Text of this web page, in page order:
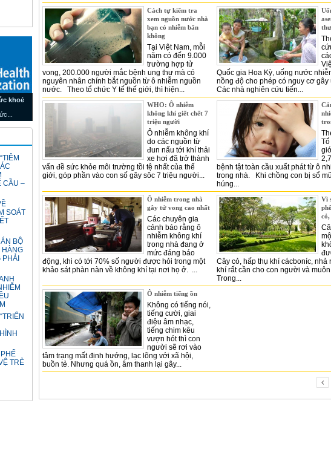
khoẻ
CẦU –
SOÁT
BỘ
HÀNG
TRẺ
Cách tự kiểm tra
xem nguồn nước nhà
bạn có nhiễm bẩn
không
Tại Việt Nam, mỗi
năm có đến 9.000
trường hợp tử
vong, 200.000 người mắc bệnh ung thư mà có
nguyên nhân chính bắt nguồn từ ô nhiễm nguồn
nước. Theo tổ chức Y tế thế giới, thì hiện...
Quốc gia Hoa Kỳ, uống nước
nồng độ cho phép có nguy cơ gây
Các nhà nghiên cứu tiến...
WHO: Ô nhiễm
không khí giết chết 7
triệu người
Ô nhiễm không khí
do các nguồn từ
đun nấu tới khí thải
xe hơi đã trở thành
vấn đề sức khỏe môi trường tồi tệ nhất của thế
giới, góp phần vào con số gây sôc 7 triệu người...
bệnh tật toàn cầu xuất phát từ ô
trong nhà. Khi chồng con bị sổ
húng...
Ô nhiễm trong nhà
gây tử vong cao nhất
Các chuyên gia
cảnh báo rằng ô
nhiễm không khí
trong nhà đang ở
mức đáng báo
động, khi có tới 70% số người được hỏi trong một
khảo sát phàn nàn về không khí tại nơi họ ở. ...
Vì
cỏ,
Cây cỏ, hấp thụ khí cácboníc, nhả
khí rất cần cho con người và
Trong...
Ô nhiễm tiếng ồn
Không có tiếng nói,
tiếng cười, giai
điệu âm nhạc,
tiếng chim kêu
vượn hót thì con
người sẽ rơi vào
tâm trạng mất định hướng, lạc lõng với xã hội,
buồn tẻ. Nhưng quá ồn, âm thanh lại gây...